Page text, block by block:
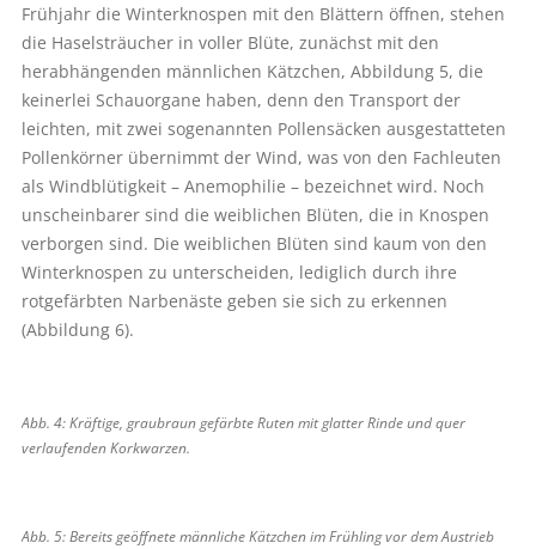
Frühjahr die Winterknospen mit den Blättern öffnen, stehen
die Haselsträucher in voller Blüte, zunächst mit den
herabhängenden männlichen Kätzchen, Abbildung 5, die
keinerlei Schauorgane haben, denn den Transport der
leichten, mit zwei sogenannten Pollensäcken ausgestatteten
Pollenkörner übernimmt der Wind, was von den Fachleuten
als Windblütigkeit – Anemophilie – bezeichnet wird. Noch
unscheinbarer sind die weiblichen Blüten, die in Knospen
verborgen sind. Die weiblichen Blüten sind kaum von den
Winterknospen zu unterscheiden, lediglich durch ihre
rotgefärbten Narbenäste geben sie sich zu erkennen
(Abbildung 6).
Abb. 4: Kräftige, graubraun gefärbte Ruten mit glatter Rinde und quer
verlaufenden Korkwarzen.
Abb. 5: Bereits geöffnete männliche Kätzchen im Frühling vor dem Austrieb